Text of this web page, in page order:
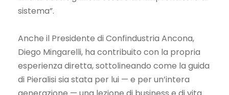
sistema”.
Anche il Presidente di Confindustria Ancona,
Diego Mingarelli, ha contribuito con la propria
esperienza diretta, sottolineando come la guida
di Pieralisi sia stata per lui — e per un’intera